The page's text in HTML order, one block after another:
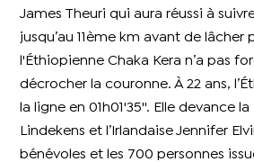
James Theuri qui aura réussi à
jusqu’au 11ème km avant de lâcher
l'Éthiopienne Chaka Kera n’a pas
décrocher la couronne. À 22 ans,
la ligne en 01h01'35''. Elle devance
Lindekens et l’Irlandaise Jennifer
bénévoles et les 700 personnes